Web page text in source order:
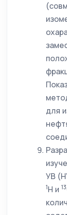
для
УВ
1Н и 13